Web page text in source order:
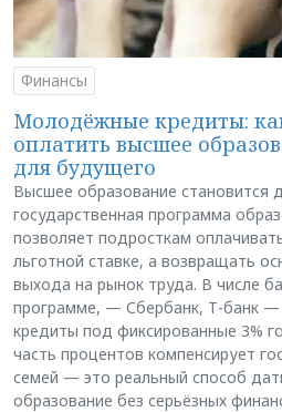
Финансы
Молодёжные кредиты:
оплатить высшее
для будущего
Высшее образование становится
государственная программа
позволяет подросткам
льготной ставке, а возвращать
выхода на рынок труда. В числе
программе, — Сбербанк, Т-банк
кредиты под фиксированные 3%
часть процентов компенсирует
семей — это реальный способ
образование без серьёзных